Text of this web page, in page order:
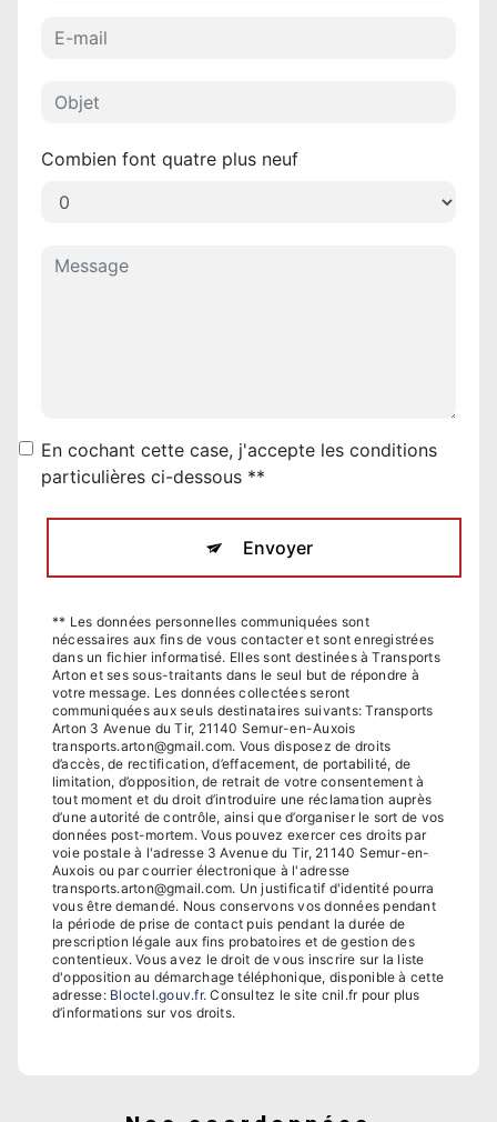
Combien font quatre plus neuf
En cochant cette case, j'accepte les conditions
particulières ci-dessous **
Envoyer
** Les données personnelles communiquées sont
nécessaires aux fins de vous contacter et sont enregistrées
dans un fichier informatisé. Elles sont destinées à Transports
Arton et ses sous-traitants dans le seul but de répondre à
votre message. Les données collectées seront
communiquées aux seuls destinataires suivants: Transports
Arton 3 Avenue du Tir, 21140 Semur-en-Auxois
transports.arton@gmail.com. Vous disposez de droits
d’accès, de rectification, d’effacement, de portabilité, de
limitation, d’opposition, de retrait de votre consentement à
tout moment et du droit d’introduire une réclamation auprès
d’une autorité de contrôle, ainsi que d’organiser le sort de vos
données post-mortem. Vous pouvez exercer ces droits par
voie postale à l'adresse 3 Avenue du Tir, 21140 Semur-en-
Auxois ou par courrier électronique à l'adresse
transports.arton@gmail.com. Un justificatif d'identité pourra
vous être demandé. Nous conservons vos données pendant
la période de prise de contact puis pendant la durée de
prescription légale aux fins probatoires et de gestion des
contentieux. Vous avez le droit de vous inscrire sur la liste
d'opposition au démarchage téléphonique, disponible à cette
adresse: Bloctel.gouv.fr. Consultez le site cnil.fr pour plus
d’informations sur vos droits.